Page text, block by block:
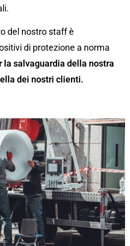
del nostro staff è
di protezione a norma
la salvaguardia della nostra
dei nostri clienti.